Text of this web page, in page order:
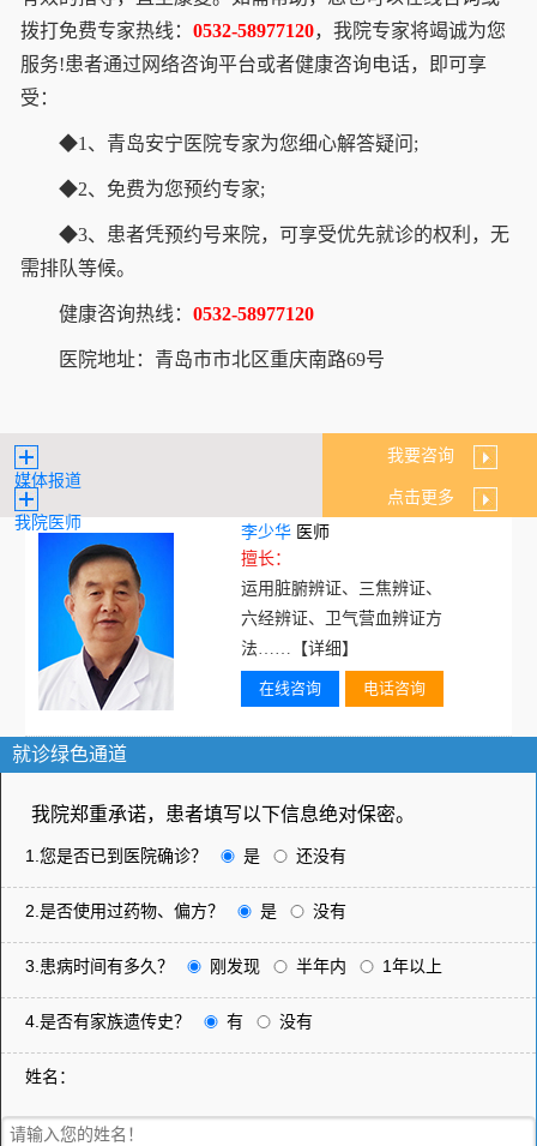
拨打免费专家热线： 0532-58977120，我院专家将竭诚为您
服务!患者通过网络咨询平台或者健康咨询电话，即可享
受：
◆1、青岛安宁医院专家为您细心解答疑问;
◆2、免费为您预约专家;
◆3、患者凭预约号来院，可享受优先就诊的权利，无
需排队等候。
健康咨询热线： 0532-58977120
医院地址：青岛市市北区重庆南路69号
媒体报道
我要咨询
我院医师
点击更多
李少华 医师
擅长：
运用脏腑辨证、三焦辨证、
六经辨证、卫气营血辨证方
法……
【详细】
在线咨询 电话咨询
就诊绿色通道
我院郑重承诺，患者填写以下信息绝对保密。
1.您是否已到医院确诊？ 是 还没有
2.是否使用过药物、偏方？ 是 没有
3.患病时间有多久？ 刚发现 半年内 1年以上
4.是否有家族遗传史？ 有 没有
姓名：